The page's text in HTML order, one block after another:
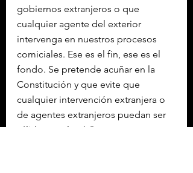
gobiernos extranjeros o que
cualquier agente del exterior
intervenga en nuestros procesos
comiciales. Ese es el fin, ese es el
fondo. Se pretende acuñar en la
Constitución y que evite que
cualquier intervención extranjera o
de agentes extranjeros puedan ser
válidas en el país”.